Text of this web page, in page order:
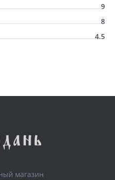
9
8
4.5
магазин